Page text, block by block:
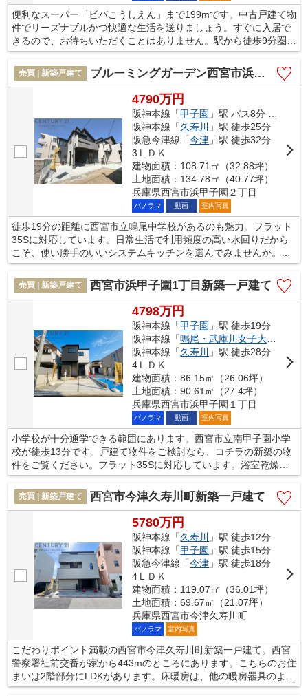
便利なスーパー「ビバこうしえん」まで199mです。中古戸建て物
件でリーズナブルかつ快適な生活を送りましょう。すぐに入居で
きるので、お待ちいただくことはありません。駅から徒歩9分圏内
に位置する物件です。当社スタッフが西宮市や阪神本線甲子園付
近の一戸建て探しをサポートいたします。お気軽に地域の情報な
どもお尋ねください。
売買 | 新築戸建て ブルーミングガーデン西宮市浜甲子園2丁目 全2棟
4790万円
阪神本線「甲子園 」駅 バス8分 「浜甲子園二丁目」 停歩3分
阪神本線「久寿川
」駅 徒歩25分
阪急今津線「今津 」駅 徒歩32分
3ＬＤＫ
建物面積：108.71㎡（32.88坪）
土地面積：134.78㎡（40.77坪）
兵庫県西宮市浜甲子園２丁目
パノラマ 動画 室内写真
徒歩19分の距離に西宮市立鳴尾中学校があるのも魅力。フラット
35Sに対応しています。日常生活で利用頻度の高い水回りだから
こそ、使い勝手のいいシステムキッチンを選んでみませんか。建
物面積108.71平米の物件は住み心地が良いと評判です。西宮市エ
リアと阪神本線甲子園付近の不動産探しなら、当社がオススメで
す。当社でなら、きっとお客様のご希望に合った一戸建てが見つ
売買 | 新築戸建て 西宮市浜甲子園1丁目新築一戸建て
4798万円
阪神本線「甲子園 」駅 徒歩19分
阪神本線「鳴尾・武庫川女子大前
阪神本線「久寿川 」駅 徒歩28分
4ＬＤＫ
建物面積：86.15㎡（26.06坪）
土地面積：90.61㎡（27.4坪）
兵庫県西宮市浜甲子園１丁目
パノラマ 動画 室内写真
小学校が十分通学できる範囲にあります。西宮市立南甲子園小学
校が徒歩13分です。戸建て物件をご検討なら、コチラの新築の物
件をご覧ください。フラット35Sに対応しています。浴室乾燥機
のあるお風呂場は洗濯物を干すときにも便利です。西宮市の阪神
本線甲子園近くで住まい探しをするのであれば、当社スタッフに
お任せください。多種多様な不動産情報の中から、お客様に合っ
売買 | 新築戸建て 西宮市今津久寿川町新築一戸建て
5780万円
阪神本線「久寿川
」駅 徒歩12分
阪神本線「甲子園 」駅 徒歩15分
阪急今津線「今津 」駅 徒歩18分
4ＬＤＫ
建物面積：119.07㎡（36.01坪）
土地面積：69.67㎡（21.07坪）
兵庫県西宮市今津久寿川町
パノラマ 室内写真
こだわりポイント満載の西宮市今津久寿川町新築一戸建て。西宮
警察署社前交番が家から443mのところにあります。こちらのお住
まいは2階部分にLDKがあります。床暖房は、他の暖房器具のよう
にこまめな掃除が不要なので、日々のお手入れが簡単です。西宮